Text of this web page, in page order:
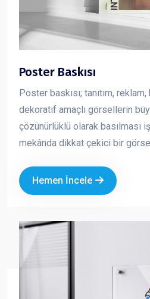
Poster Baskısı
Poster baskısı; tanıtım,
dekoratif amaçlı görsellerin
çözünürlüklü olarak basılması
mekânda dikkat çekici bir
iletmesini sağlar. Kurumsal tasarım ve kaliteli baskı
teknikleriyle üretilen posterler,
Hemen İncele